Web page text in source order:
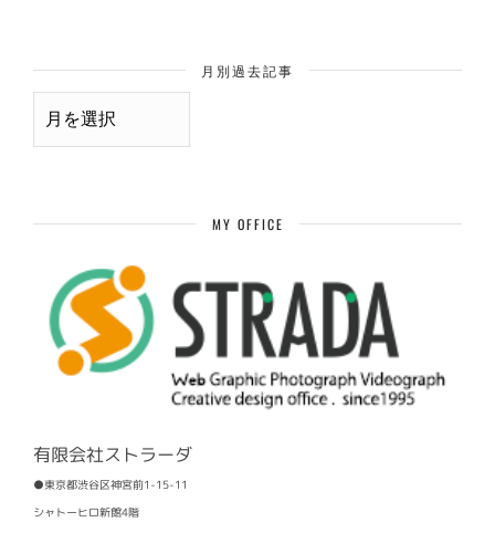
月別過去記事
月
MY OFFICE
有限会社ストラーダ
●東京都渋谷区神宮前1-15-11
シャトーヒロ新館4階